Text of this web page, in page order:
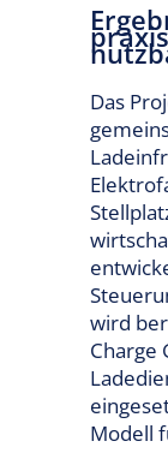
Das
wird
Charge
Modell